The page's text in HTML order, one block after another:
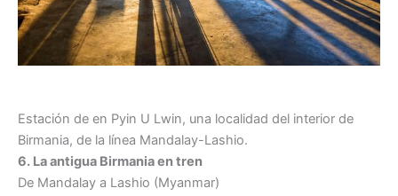
Estación de en Pyin U Lwin, una localidad del interior de
Birmania, de la línea Mandalay-Lashio.
6. La antigua Birmania en tren
De Mandalay a Lashio (Myanmar)